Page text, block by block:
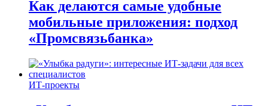
Как делаются самые удобные
мобильные приложения: подход
«Промсвязьбанка»
ИТ-проекты